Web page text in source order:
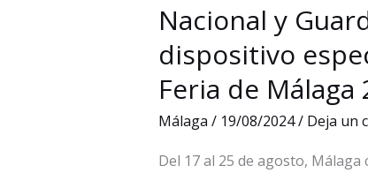
Nacional y
dispositivo
Feria de Málaga
Málaga / 19/08/2024/ Deja un
Del 17 al 25 de agosto,